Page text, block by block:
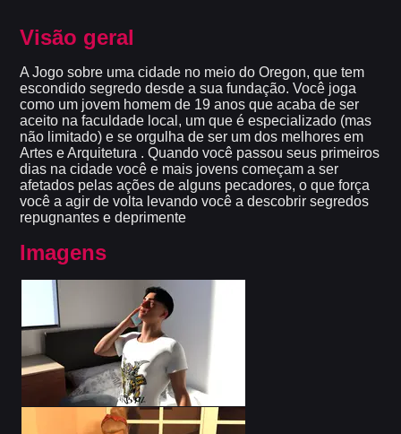
Visão geral
A Jogo sobre uma cidade no meio do Oregon, que tem
escondido segredo desde a sua fundação. Você joga
como um jovem homem de 19 anos que acaba de ser
aceito na faculdade local, um que é especializado (mas
não limitado) e se orgulha de ser um dos melhores em
Artes e Arquitetura . Quando você passou seus primeiros
dias na cidade você e mais jovens começam a ser
afetados pelas ações de alguns pecadores, o que força
você a agir de volta levando você a descobrir segredos
repugnantes e deprimente
Imagens